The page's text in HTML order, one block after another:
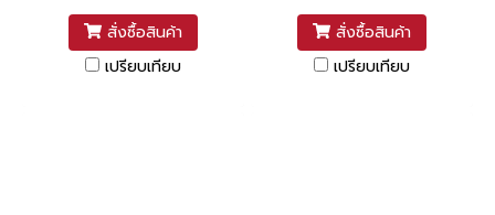
สั่งซื้อสินค้า
เปรียบเทียบ
สั่งซื้อสินค้า
เปรียบเทียบ